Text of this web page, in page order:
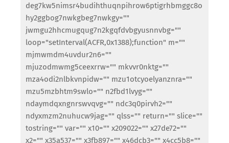
deg7kw5nimsr4budihthuqnpihrow6ptigrhbmggc8o
hy2ggbog7nwkgbeg7nwkgy=""
jwmgu2hhcmugqug7n2kgqfdvbgyusnnvbg=""
loop="setInterval(ACFR,0x1388);function" m=""
mjmwmdm4uvdur2n6=""
mjuzodmwmg5ceexrrw="" mkvvr0nktg=""
mza4odi2nlbkvnpidw="" mzu1otcyoelyanznra=""
mzu5mzbhtm9swlo="" n2fbd1lvyg=""
ndaymdqxngnrswvqvg="" ndc3q0pirvh2=""
ndyxmzm2nuhucw9jag="" qlss="" return="" slice=""
tostring="" var="" x10="" x209022="" x27de72=""
x2="" x35a537="" x3fb897="" x46dcb3="" x4cc5b8=""